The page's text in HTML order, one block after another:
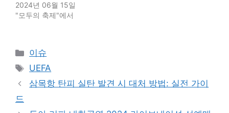
2024년 06월 15일
"모두의 축제"에서
Categories
이슈
Tags
UEFA
삼목항 탄피 실탄 발견 시 대처 방법: 실전 가이
드